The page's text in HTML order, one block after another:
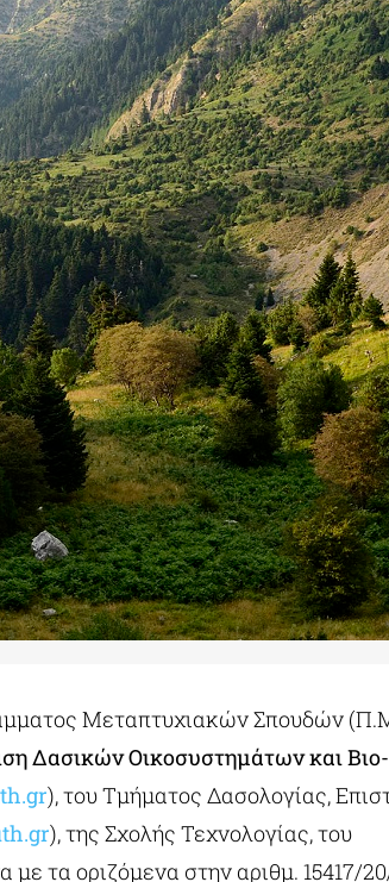
Μεταπτυχιακών Σπουδών
Δασικών Οικοσυστημάτων και Βιο-
), του Τμήματος Δασολογίας,
), της Σχολής Τεχνολογίας, του
τα οριζόμενα στην αριθμ. 15417/